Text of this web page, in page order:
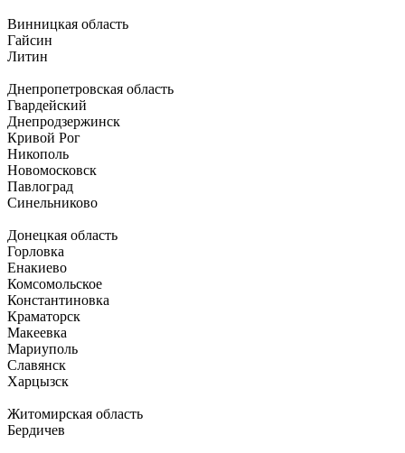
Винницкая область
Гайсин
Литин
Днепропетровская область
Гвардейский
Днепродзержинск
Кривой Рог
Никополь
Новомосковск
Павлоград
Синельниково
Донецкая область
Горловка
Енакиево
Комсомольское
Константиновка
Краматорск
Макеевка
Мариуполь
Славянск
Харцызск
Житомирская область
Бердичев